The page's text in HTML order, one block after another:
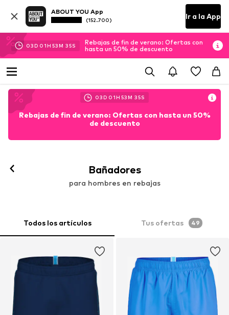
ABOUT YOU App
(152.700) Ir a la App
03D 01H 53M 33S
Rebajas de fin de verano: Ofertas con
hasta un 50% de descuento
03D 01H 53M 33S
Rebajas de fin de verano: Ofertas con hasta un 50%
de descuento
Bañadores
para hombres en rebajas
Todos los artículos Tus ofertas 49